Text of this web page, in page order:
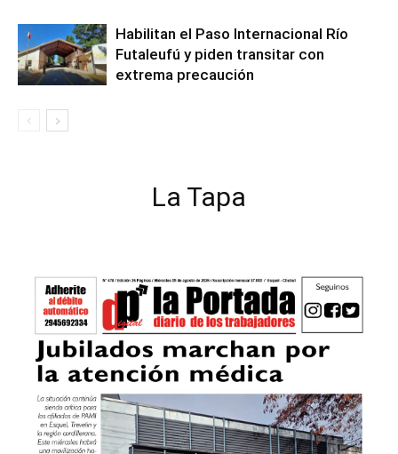
Habilitan el Paso Internacional Río
Futaleufú y piden transitar con
extrema precaución
La Tapa